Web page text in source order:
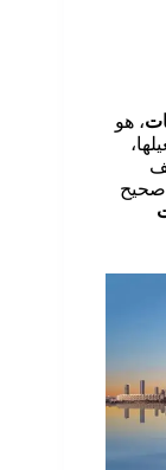
، هو
صحيح